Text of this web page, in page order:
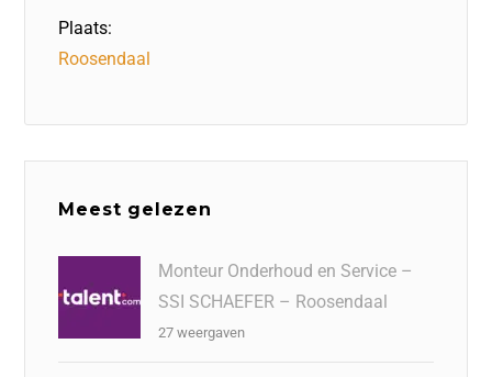
Plaats:
Roosendaal
Meest gelezen
Monteur Onderhoud en Service –
SSI SCHAEFER – Roosendaal
27 weergaven